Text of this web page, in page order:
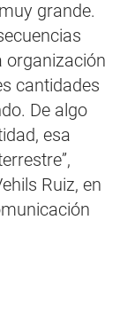
grande.
organización
cantidades
De algo
esa
Ruiz, en